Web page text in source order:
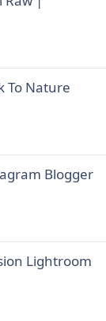
To Nature
Blogger
Lightroom